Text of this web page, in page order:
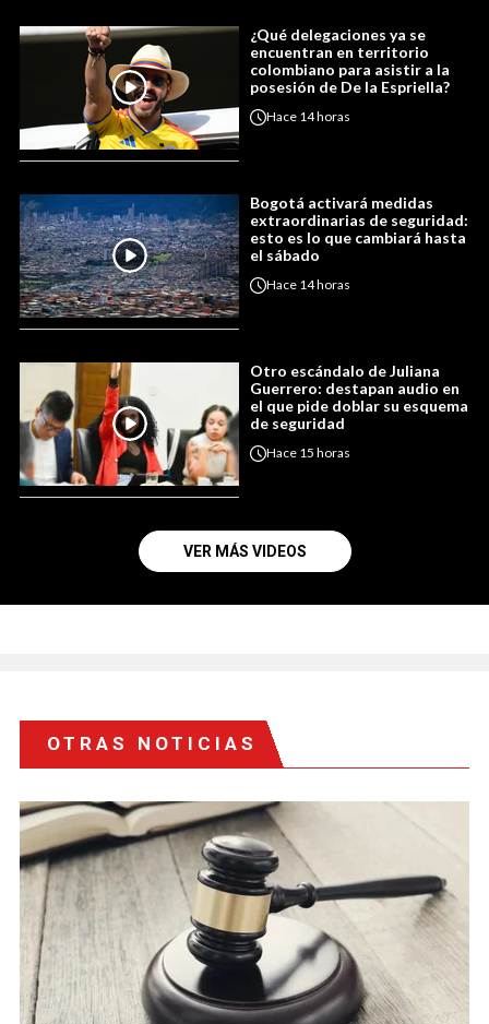
¿Qué delegaciones ya se
encuentran en territorio
colombiano para asistir a la
posesión de De la Espriella?
Hace 14 horas
Bogotá activará medidas
extraordinarias de seguridad:
esto es lo que cambiará hasta
el sábado
Hace 14 horas
Otro escándalo de Juliana
Guerrero: destapan audio en
el que pide doblar su esquema
de seguridad
Hace 15 horas
VER MÁS VIDEOS
OTRAS NOTICIAS